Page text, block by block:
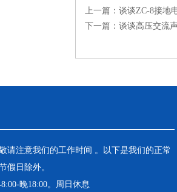
上一篇： 谈谈ZC-8接地
下一篇： 谈谈高压交流
请注意我们的工作时间 。以下是我们的正常
假日除外。
晚18:00。周日休息